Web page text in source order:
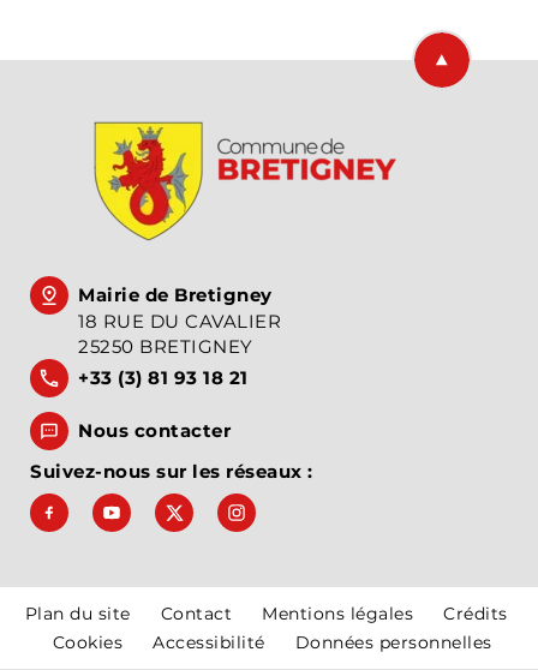
Retourner
Mairie de Bretigney
18 RUE DU CAVALIER
25250 BRETIGNEY
+33 (3) 81 93 18 21
Nous contacter
Suivez-nous sur les réseaux :
Suivez-nous sur Facebook, J'aime le Pays de
Suivez-nous sur Youtube, Pays de
Suivez-nous sur X, Pays de Montbéliard
Suivez-nous sur Instagram,
Plan du site Contact Mentions légales
Crédits
Cookies
Accessibilité Données personnelles